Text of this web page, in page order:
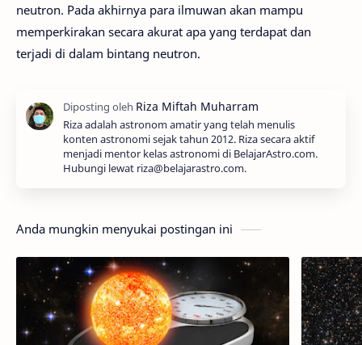
neutron. Pada akhirnya para ilmuwan akan mampu
memperkirakan secara akurat apa yang terdapat dan
terjadi di dalam bintang neutron.
Riza adalah astronom amatir yang telah menulis
konten astronomi sejak tahun 2012. Riza secara aktif
menjadi mentor kelas astronomi di BelajarAstro.com.
Hubungi lewat riza@belajarastro.com.
Anda mungkin menyukai postingan ini